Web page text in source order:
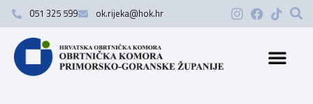
051 325 599 ok.rijeka@hok.hr